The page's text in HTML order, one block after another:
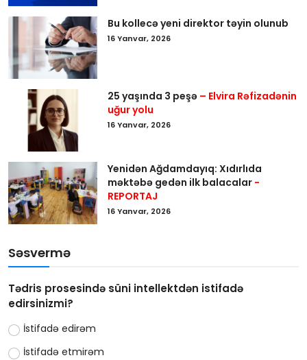
Bu kollecə yeni direktor təyin olunub
16 Yanvar, 2026
25 yaşında 3 peşə – Elvira Rəfizadənin
uğur yolu
16 Yanvar, 2026
Yenidən Ağdamdayıq: Xıdırlıda
məktəbə gedən ilk balacalar -
REPORTAJ
16 Yanvar, 2026
Səsvermə
Tədris prosesində süni intellektdən istifadə
edirsinizmi?
İstifadə edirəm
İstifadə etmirəm